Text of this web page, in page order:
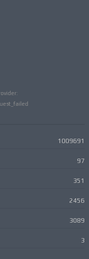
1009691
97
351
2456
3089
3